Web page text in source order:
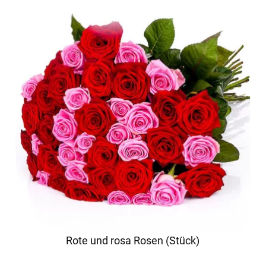
Rote und rosa Rosen (Stück)